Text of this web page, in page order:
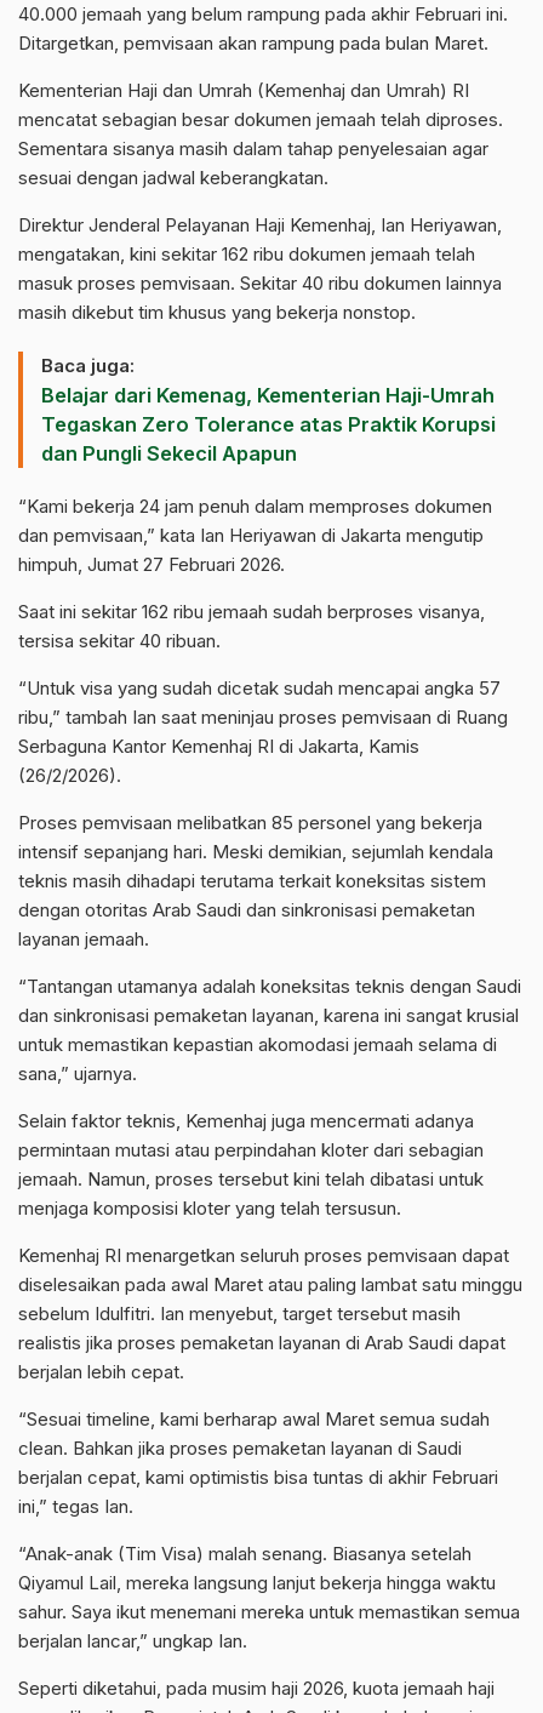
40.000 jemaah yang belum rampung pada akhir Februari ini.
Ditargetkan, pemvisaan akan rampung pada bulan Maret.
Kementerian Haji dan Umrah (Kemenhaj dan Umrah) RI
mencatat sebagian besar dokumen jemaah telah diproses.
Sementara sisanya masih dalam tahap penyelesaian agar
sesuai dengan jadwal keberangkatan.
Direktur Jenderal Pelayanan Haji Kemenhaj, Ian Heriyawan,
mengatakan, kini sekitar 162 ribu dokumen jemaah telah
masuk proses pemvisaan. Sekitar 40 ribu dokumen lainnya
masih dikebut tim khusus yang bekerja nonstop.
Baca juga:
Belajar dari Kemenag, Kementerian Haji-Umrah
Tegaskan Zero Tolerance atas Praktik Korupsi
dan Pungli Sekecil Apapun
“Kami bekerja 24 jam penuh dalam memproses dokumen
dan pemvisaan,” kata Ian Heriyawan di Jakarta mengutip
himpuh, Jumat 27 Februari 2026.
Saat ini sekitar 162 ribu jemaah sudah berproses visanya,
tersisa sekitar 40 ribuan.
“Untuk visa yang sudah dicetak sudah mencapai angka 57
ribu,” tambah Ian saat meninjau proses pemvisaan di Ruang
Serbaguna Kantor Kemenhaj RI di Jakarta, Kamis
(26/2/2026).
Proses pemvisaan melibatkan 85 personel yang bekerja
intensif sepanjang hari. Meski demikian, sejumlah kendala
teknis masih dihadapi terutama terkait koneksitas sistem
dengan otoritas Arab Saudi dan sinkronisasi pemaketan
layanan jemaah.
“Tantangan utamanya adalah koneksitas teknis dengan Saudi
dan sinkronisasi pemaketan layanan, karena ini sangat krusial
untuk memastikan kepastian akomodasi jemaah selama di
sana,” ujarnya.
Selain faktor teknis, Kemenhaj juga mencermati adanya
permintaan mutasi atau perpindahan kloter dari sebagian
jemaah. Namun, proses tersebut kini telah dibatasi untuk
menjaga komposisi kloter yang telah tersusun.
Kemenhaj RI menargetkan seluruh proses pemvisaan dapat
diselesaikan pada awal Maret atau paling lambat satu minggu
sebelum Idulfitri. Ian menyebut, target tersebut masih
realistis jika proses pemaketan layanan di Arab Saudi dapat
berjalan lebih cepat.
“Sesuai timeline, kami berharap awal Maret semua sudah
clean. Bahkan jika proses pemaketan layanan di Saudi
berjalan cepat, kami optimistis bisa tuntas di akhir Februari
ini,” tegas Ian.
“Anak-anak (Tim Visa) malah senang. Biasanya setelah
Qiyamul Lail, mereka langsung lanjut bekerja hingga waktu
sahur. Saya ikut menemani mereka untuk memastikan semua
berjalan lancar,” ungkap Ian.
Seperti diketahui, pada musim haji 2026, kuota jemaah haji